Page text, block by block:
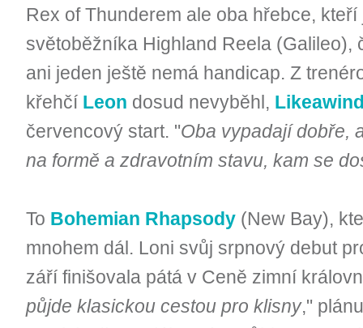
Rex of Thunderem ale oba hřebce,
světoběžníka Highland Reela (Galileo),
ani jeden ještě nemá handicap. Z
křehčí Leon dosud nevyběhl,
červencový start. "Oba vypadají dobře,
na formě a zdravotním stavu, kam se
To Bohemian Rhapsody (New Bay),
mnohem dál. Loni svůj srpnový debut
září finišovala pátá v Ceně zimní
půjde klasickou cestou pro klisny,"